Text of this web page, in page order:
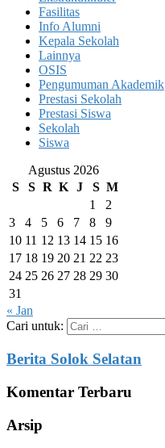
Fasilitas
Info Alumni
Kepala Sekolah
Lainnya
OSIS
Pengumuman Akademik
Prestasi Sekolah
Prestasi Siswa
Sekolah
Siswa
Agustus 2026
S
S R K J S M
1
2
3
4 5 6 7 8
9
10 11 12 13 14 15 16
17 18 19 20 21 22 23
24 25 26 27 28 29 30
31
« Jan
Cari untuk:
Berita Solok Selatan
Komentar Terbaru
Arsip